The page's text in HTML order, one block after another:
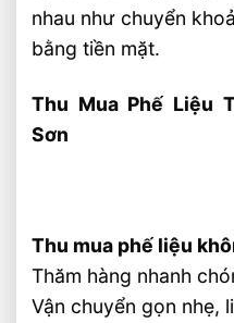
nhau như chuyển
bằng tiền mặt.
Thu Mua Phế Liệu
Sơn
Thu mua phế liệu
Thăm hàng nhanh
Vận chuyển gọn nhẹ,